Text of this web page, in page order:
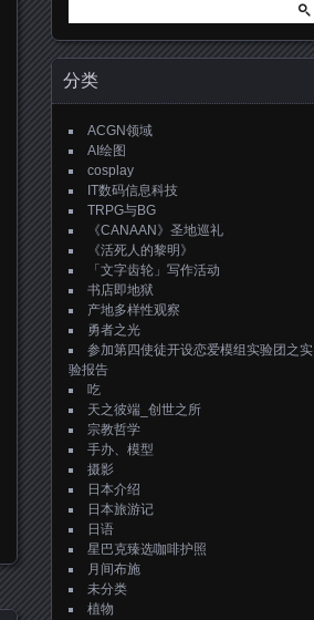
索：
分类
ACGN领域
AI绘图
cosplay
IT数码信息科技
TRPG与BG
《CANAAN》圣地巡礼
《活死人的黎明》
「文字齿轮」写作活动
书店即地狱
产地多样性观察
勇者之光
参加第四使徒开设恋爱模组实验团之实
验报告
吃
天之彼端_创世之所
宗教哲学
手办、模型
摄影
日本介绍
日本旅游记
日语
星巴克臻选咖啡护照
月间布施
未分类
植物